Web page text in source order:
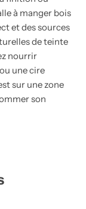
à manger bois
et des sources
de teinte
nourrir
une cire
sur une zone
son